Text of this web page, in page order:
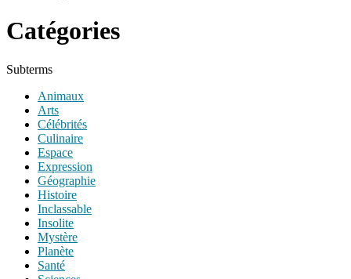
Catégories
Subterms
Animaux
Arts
Célébrités
Culinaire
Espace
Expression
Géographie
Histoire
Inclassable
Insolite
Mystère
Planète
Santé